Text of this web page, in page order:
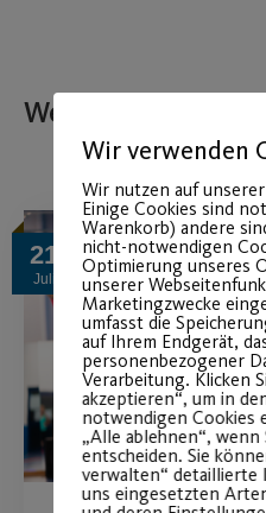
Weitere Beiträge
21
Juli
Wir verwenden
Wir nutzen auf
Einige Cookies sind
Warenkorb) andere
nicht-notwendigen
Optimierung unseres
unserer
Marketingzwecke
umfasst die
auf Ihrem Endgerät,
personenbezogener
Verarbeitung. Klicken
akzeptieren“, um in
notwendigen Cookies
„Alle ablehnen“, wenn
entscheiden. Sie
verwalten“
uns eingesetzten